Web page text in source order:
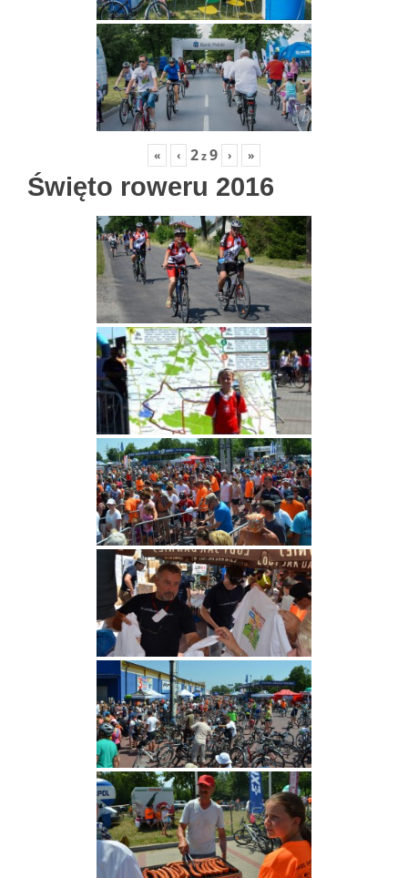
« ‹ 2z9 › »
Święto roweru 2016